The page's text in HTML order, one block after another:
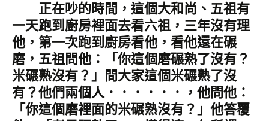
正在吵的時間，這個大和尚、五祖有
一天跑到廚房裡面去看六祖，三年沒有理
他，第一次跑到廚房看他，看他還在碾
磨，五祖問他：「你這個磨碾熟了沒有？
米碾熟沒有？」問大家這個米碾熟了沒
有？他們兩個人．．．．．．，他問他：
「你這個磨裡面的米碾熟沒有？」他答覆